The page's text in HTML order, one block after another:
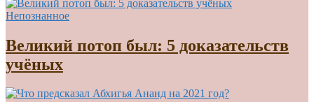
Непознанное
Великий потоп был: 5 доказательств
учёных